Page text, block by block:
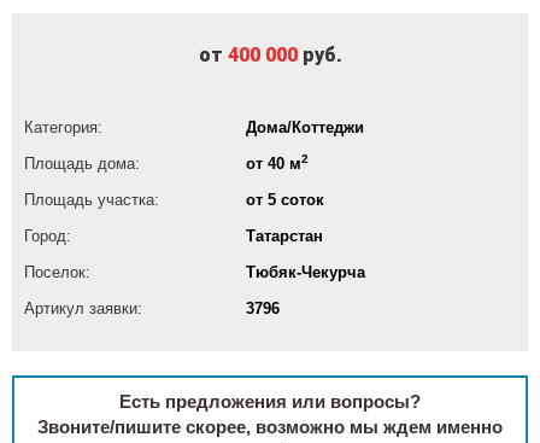
от 400 000руб.
Категория:
Дома/Коттеджи
Площадь дома:
от 40 м2
Площадь участка:
от 5 соток
Город:
Татарстан
Поселок:
Тюбяк-Чекурча
Артикул заявки:
3796
Есть предложения или вопросы?
Звоните/пишите скорее, возможно мы ждем именно